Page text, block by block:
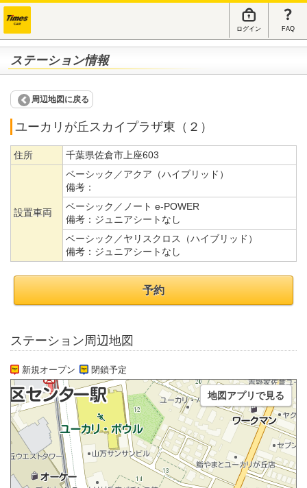
ログイン FAQ
ステーション情報
周辺地図に戻る
ユーカリが丘スカイプラザ東（２）
住所 千葉県佐倉市上座603
設置車両
ベーシック／アクア（ハイブリッド）
備考：
ベーシック／ノート e-POWER
備考： ジュニアシートなし
ベーシック／ヤリスクロス（ハイブリッド）
備考： ジュニアシートなし
予約
ステーション周辺地図
新規オープン 閉鎖予定
地図アプリで見る